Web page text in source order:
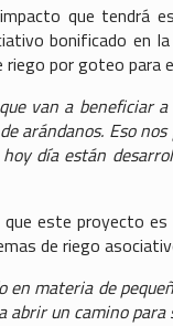
que tendrá
bonificado en
por goteo para
van a beneficiar
arándanos. Eso
día están
este proyecto
de riego
en materia de
abrir un camino